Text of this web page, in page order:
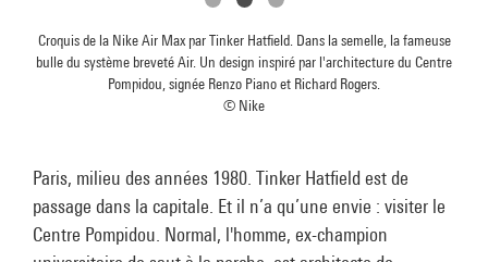
Croquis de la Nike Air Max par Tinker Hatfield. Dans la semelle, la fameuse
bulle du système breveté Air. Un design inspiré par l'architecture du Centre
Pompidou, signée Renzo Piano et Richard Rogers.
© Nike
Paris, milieu des années 1980. Tinker Hatfield est de
passage dans la capitale. Et il n’a qu’une envie : visiter le
Centre Pompidou. Normal, l'homme, ex-champion